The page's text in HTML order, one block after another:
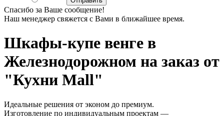
Спасибо за Ваше сообщение!
Наш менеджер свяжется с Вами в ближайшее время.
Шкафы-купе венге в
Железнодорожном на заказ от
"Кухни Mall"
Идеальные решения от эконом до премиум.
Изготовление по индивидуальным проектам —